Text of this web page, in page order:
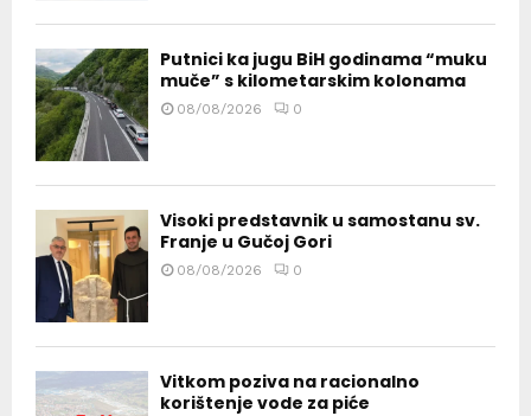
Putnici ka jugu BiH godinama “muku
muče” s kilometarskim kolonama
08/08/2026 0
Visoki predstavnik u samostanu sv.
Franje u Gučoj Gori
08/08/2026 0
Vitkom poziva na racionalno
korištenje vode za piće